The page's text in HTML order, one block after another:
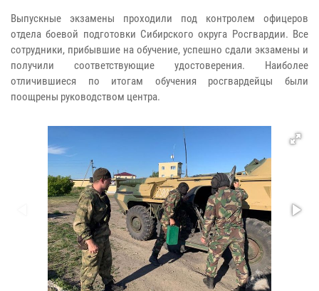
Выпускные экзамены проходили под контролем офицеров
отдела боевой подготовки Сибирского округа Росгвардии. Все
сотрудники, прибывшие на обучение, успешно сдали экзамены и
получили соответствующие удостоверения. Наиболее
отличившиеся по итогам обучения росгвардейцы были
поощрены руководством центра.